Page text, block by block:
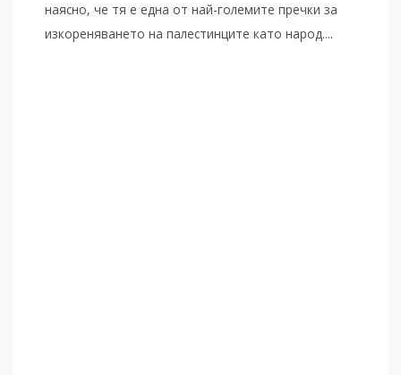
наясно, че тя е една от най-големите пречки за
изкореняването на палестинците като народ....